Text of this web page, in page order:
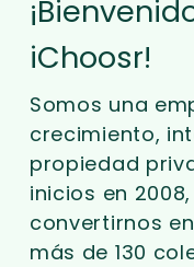
iChoosr!
Somos una
crecimiento,
propiedad
inicios en
convertirnos
más de 130